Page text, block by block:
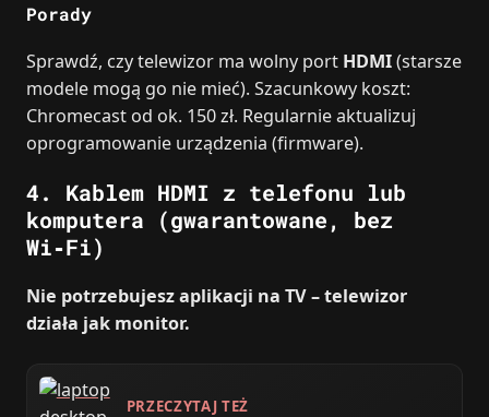
Porady
Sprawdź, czy telewizor ma wolny port HDMI(starsze
modele mogą go nie mieć). Szacunkowy koszt:
Chromecast od ok. 150 zł. Regularnie aktualizuj
oprogramowanie urządzenia (firmware).
4. Kablem HDMI z telefonu lub
komputera (gwarantowane, bez
Wi‑Fi)
Nie potrzebujesz aplikacji na TV – telewizor
działa jak monitor.
PRZECZYTAJ TEŻ